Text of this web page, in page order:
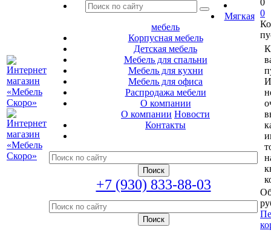
Мягкая
мебель
Корпусная мебель
Детская мебель
Мебель для спальни
Мебель для кухни
Мебель для офиса
Распродажа мебели
О компании
О компании Новости
Контакты
+7 (930) 833-88-03
0
0